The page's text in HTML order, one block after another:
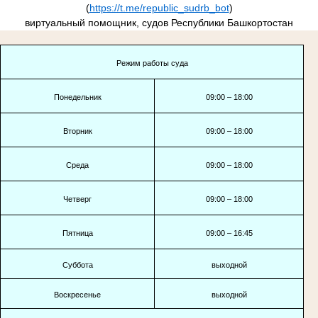
(https://t.me/republic_sudrb_bot)
виртуальный помощник, судов Республики Башкортостан
Режим работы суда
Понедельник 09:00 – 18:00
Вторник 09:00 – 18:00
Среда 09:00 – 18:00
Четверг 09:00 – 18:00
Пятница 09:00 – 16:45
Суббота выходной
Воскресенье выходной